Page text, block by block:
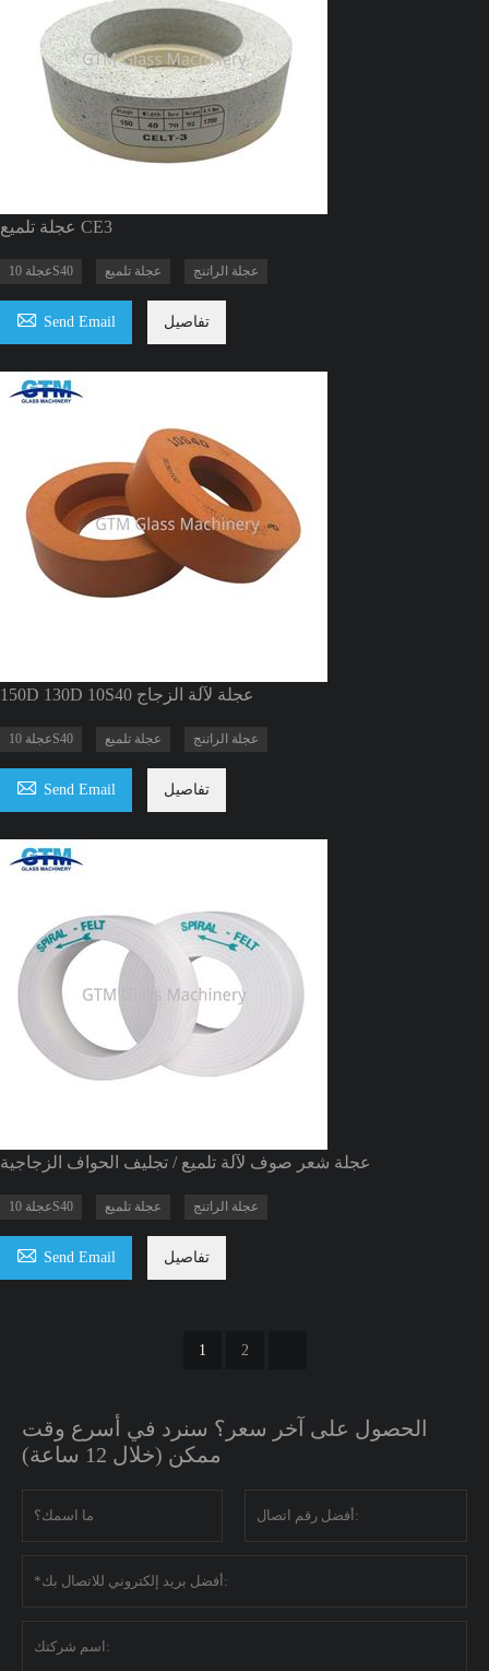
عجلة تلميع CE3
عجلة 10S40 عجلة تلميع عجلة الراتنج
 Send Email تفاصيل
150D 130D 10S40 عجلة لآلة الزجاج
عجلة 10S40 عجلة تلميع عجلة الراتنج
 Send Email تفاصيل
عجلة شعر صوف لآلة تلميع / تجليف الحواف الزجاجية
عجلة 10S40 عجلة تلميع عجلة الراتنج
 Send Email تفاصيل
1 2
الحصول على آخر سعر؟ سنرد في أسرع وقت
ممكن (خلال 12 ساعة)